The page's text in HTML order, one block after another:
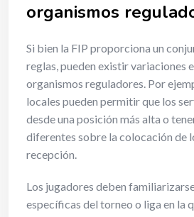
organismos
Si bien la FIP proporciona un
reglas, pueden existir variaciones
organismos reguladores. Por
locales pueden permitir que los
desde una posición más alta o
diferentes sobre la colocación de
recepción.
Los jugadores deben
específicas del torneo o liga en la